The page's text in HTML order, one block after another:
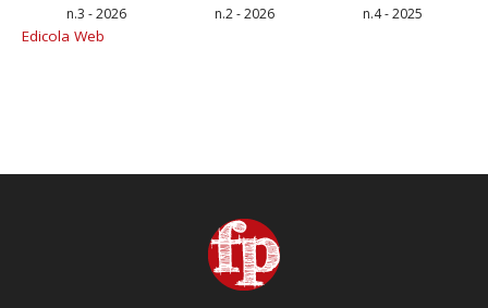
n.3 - 2026 n.2 - 2026 n.4 - 2025
Edicola Web